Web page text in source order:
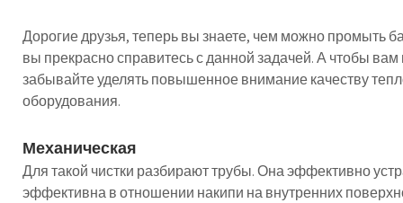
Дорогие друзья, теперь вы знаете, чем можно промыть
вы прекрасно справитесь с данной задачей. А чтобы
забывайте уделять повышенное внимание качеству
оборудования.
Механическая
Для такой чистки разбирают трубы. Она эффективно
эффективна в отношении накипи на внутренних